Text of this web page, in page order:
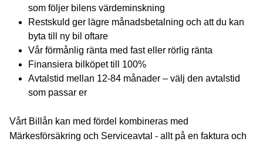
som följer bilens värdeminskning
Restskuld ger lägre månadsbetalning och att du kan
byta till ny bil oftare
Vår förmånlig ränta med fast eller rörlig ränta
Finansiera bilköpet till 100%
Avtalstid mellan 12-84 månader – välj den avtalstid
som passar er
Vårt Billån kan med fördel kombineras med
Märkesförsäkring och Serviceavtal - allt på en faktura och